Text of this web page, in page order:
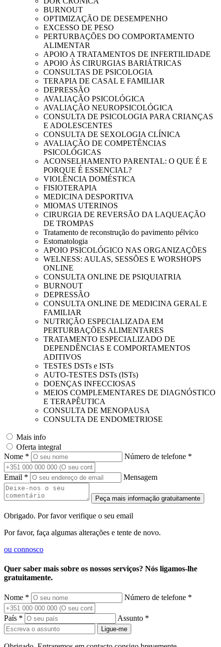
BURNOUT
OPTIMIZAÇÃO DE DESEMPENHO
EXCESSO DE PESO
PERTURBAÇÕES DO COMPORTAMENTO
ALIMENTAR
APOIO A TRATAMENTOS DE INFERTILIDADE
APOIO ÀS CIRURGIAS BARIÁTRICAS
CONSULTAS DE PSICOLOGIA
TERAPIA DE CASAL E FAMILIAR
DEPRESSÃO
AVALIAÇÃO PSICOLÓGICA
AVALIAÇÃO NEUROPSICOLÓGICA
CONSULTA DE PSICOLOGIA PARA CRIANÇAS
E ADOLESCENTES
CONSULTA DE SEXOLOGIA CLÍNICA
AVALIAÇÃO DE COMPETÊNCIAS
PSICOLÓGICAS
ACONSELHAMENTO PARENTAL: O QUE É E
PORQUE É ESSENCIAL?
VIOLÊNCIA DOMÉSTICA
FISIOTERAPIA
MEDICINA DESPORTIVA
MIOMAS UTERINOS
CIRURGIA DE REVERSÃO DA LAQUEAÇÃO
DE TROMPAS
Tratamento de reconstrução do pavimento pélvico
Estomatologia
APOIO PSICOLÓGICO NAS ORGANIZAÇÕES
WELNESS: AULAS, SESSÕES E WORSHOPS
ONLINE
CONSULTA ONLINE DE PSIQUIATRIA
BURNOUT
DEPRESSÃO
CONSULTA ONLINE DE MEDICINA GERAL E
FAMILIAR
NUTRIÇÃO ESPECIALIZADA EM
PERTURBAÇÕES ALIMENTARES
TRATAMENTO ESPECIALIZADO DE
DEPENDÊNCIAS E COMPORTAMENTOS
ADITIVOS
TESTES DSTs e ISTs
AUTO-TESTES DSTs (ISTs)
DOENÇAS INFECCIOSAS
MEIOS COMPLEMENTARES DE DIAGNÓSTICO
E TERAPÊUTICA
CONSULTA DE MENOPAUSA
CONSULTA DE ENDOMETRIOSE
Mais info
Oferta integral
Nome *
Número de telefone *
Email * Mensagem
Peça mais informação gratuitamente
Obrigado. Por favor verifique o seu email
Por favor, faça algumas alterações e tente de novo.
ou connosco
Quer saber mais sobre os nossos serviços? Nós ligamos-lhe
gratuitamente.
Nome * Número de telefone *
País * Assunto *
Ligue-me